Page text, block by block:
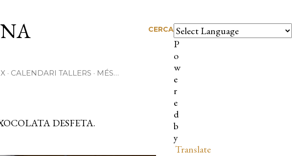
CERCA
P
o
w
e
r
e
d
b
y
Translate
CALENDARI TALLERS MÉS…
DESFETA.